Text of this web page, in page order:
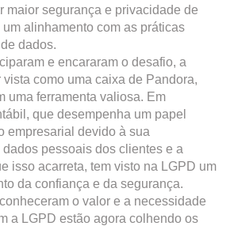
maior segurança e privacidade de
alinhamento com as práticas
dados.
e encararam o desafio, a
vista como uma caixa de Pandora,
uma ferramenta valiosa. Em
que desempenha um papel
empresarial devido à sua
pessoais dos clientes e a
isso acarreta, tem visto na LGPD um
da confiança e da segurança.
o valor e a necessidade
a LGPD estão agora colhendo os